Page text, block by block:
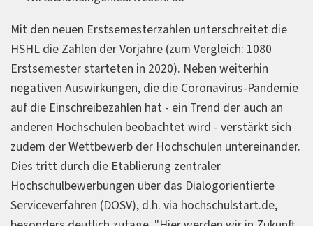
Mit den neuen Erstsemesterzahlen unterschreitet die
HSHL die Zahlen der Vorjahre (zum Vergleich: 1080
Erstsemester starteten in 2020). Neben weiterhin
negativen Auswirkungen, die die Coronavirus-Pandemie
auf die Einschreibezahlen hat - ein Trend der auch an
anderen Hochschulen beobachtet wird - verstärkt sich
zudem der Wettbewerb der Hochschulen untereinander.
Dies tritt durch die Etablierung zentraler
Hochschulbewerbungen über das Dialogorientierte
Serviceverfahren (DOSV), d.h. via hochschulstart.de,